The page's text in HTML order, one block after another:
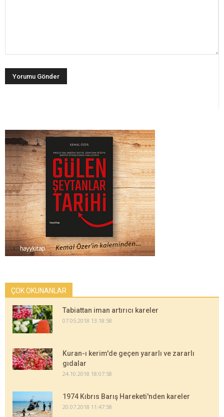
ÇOK OKUNANLAR
Tabiattan iman artırıcı kareler
07.05.2018 13:18:58
Kuran-ı kerim'de geçen yararlı ve zararlı
gıdalar
24.10.2018 18:07:58
1974 Kıbrıs Barış Hareketi'nden kareler
20.07.2018 11:47:58